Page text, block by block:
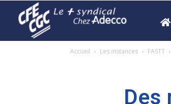
Accueil Les instances FASTT
Des